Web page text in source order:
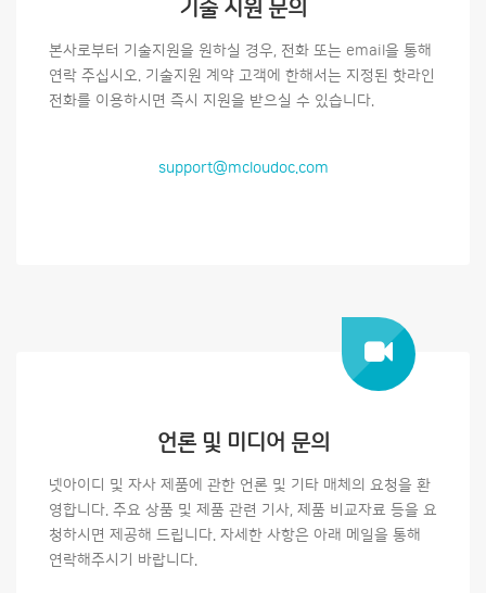
기술 지원 문의
본사로부터 기술지원을 원하실 경우, 전화 또는 email을 통해
연락 주십시오. 기술지원 계약 고객에 한해서는 지정된 핫라인
전화를 이용하시면 즉시 지원을 받으실 수 있습니다.
support@mcloudoc.com
언론 및 미디어 문의
넷아이디 및 자사 제품에 관한 언론 및 기타 매체의 요청을 환
영합니다. 주요 상품 및 제품 관련 기사, 제품 비교자료 등을 요
청하시면 제공해 드립니다. 자세한 사항은 아래 메일을 통해
연락해주시기 바랍니다.